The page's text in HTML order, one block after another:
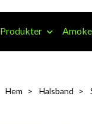
Produkter
Hem Halsband